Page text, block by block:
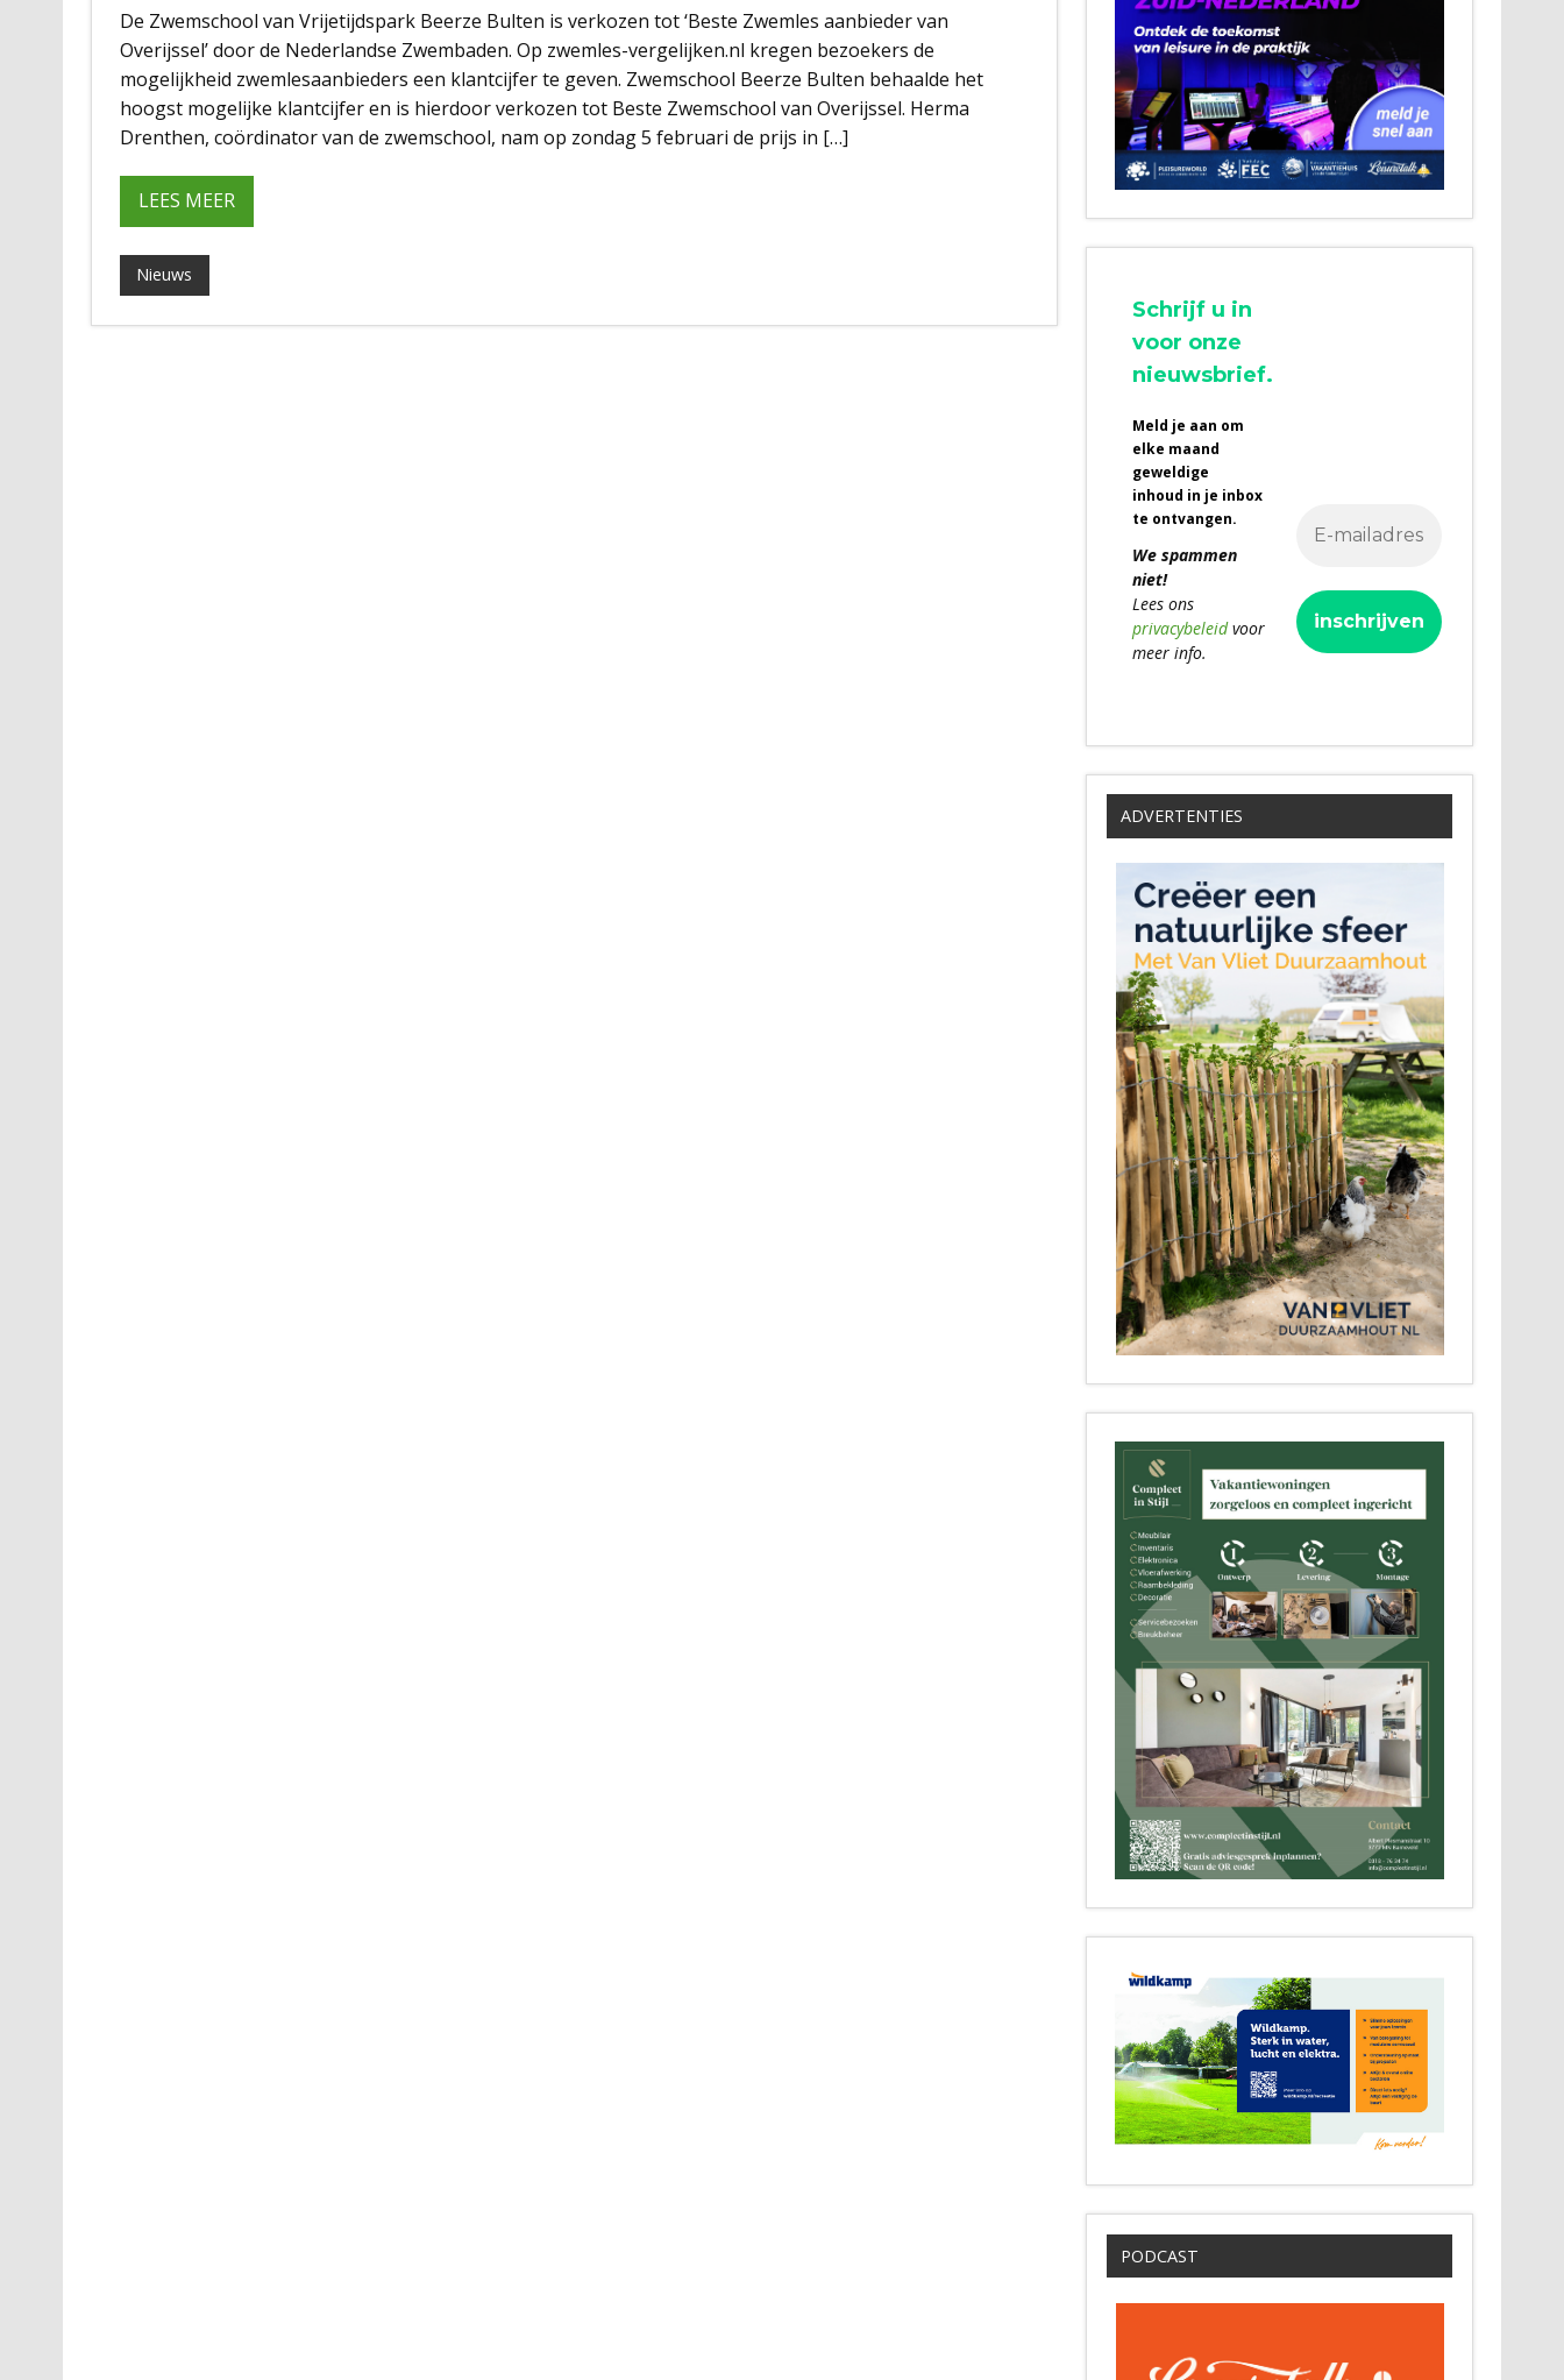
De Zwemschool van Vrijetijdspark Beerze Bulten is verkozen tot ‘Beste Zwemles aanbieder van
Overijssel’ door de Nederlandse Zwembaden. Op zwemles-vergelijken.nl kregen bezoekers de
mogelijkheid zwemlesaanbieders een klantcijfer te geven. Zwemschool Beerze Bulten behaalde het
hoogst mogelijke klantcijfer en is hierdoor verkozen tot Beste Zwemschool van Overijssel. Herma
Drenthen, coördinator van de zwemschool, nam op zondag 5 februari de prijs in […]
LEES MEER
Nieuws
Schrijf u in
voor onze
nieuwsbrief.
Meld je aan om
elke maand
geweldige
inhoud in je inbox
te ontvangen.
We spammen
niet!
Lees ons
privacybeleidvoor
meer info.
ADVERTENTIES
PODCAST